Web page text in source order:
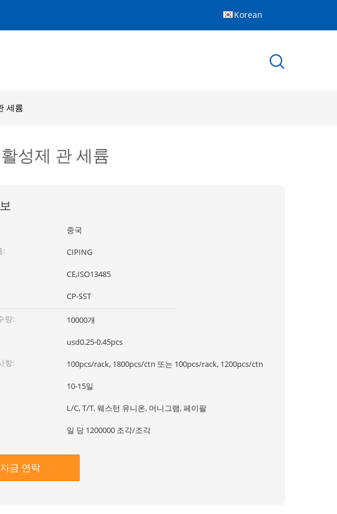
Korean
세륨
성제 관 세륨
중국
:
CIPING
CE,ISO13485
CP-SST
량:
10000개
usd0.25-0.45pcs
항:
100pcs/rack, 1800pcs/ctn 또는 100pcs/rack, 1200pcs/ctn
10-15일
L/C, T/T, 웨스턴 유니온, 머니그램, 페이팔
일 당 1200000 조각/조각
지금 연락